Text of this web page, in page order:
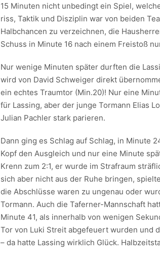
15 Minuten nicht unbedingt ein Spiel,
riss, Taktik und Disziplin war von beiden
Halbchancen zu verzeichnen, die
Schuss in Minute 16 nach einem Freistoß
Nur wenige Minuten später durften die
wird von David Schweiger direkt
ein echtes Traumtor (Min.20)! Nur eine
für Lassing, aber der junge Tormann Elias
Julian Pachler stark parieren.
Dann ging es Schlag auf Schlag, in Minute
Kopf den Ausgleich und nur eine Minute
Krenn zum 2:1, er wurde im Strafraum
sich aber nicht aus der Ruhe bringen,
die Abschlüsse waren zu ungenau oder
Tormann. Auch die Taferner-Mannschaft
Minute 41, als innerhalb von wenigen
Tor von Luki Streit abgefeuert wurden und
– da hatte Lassing wirklich Glück.